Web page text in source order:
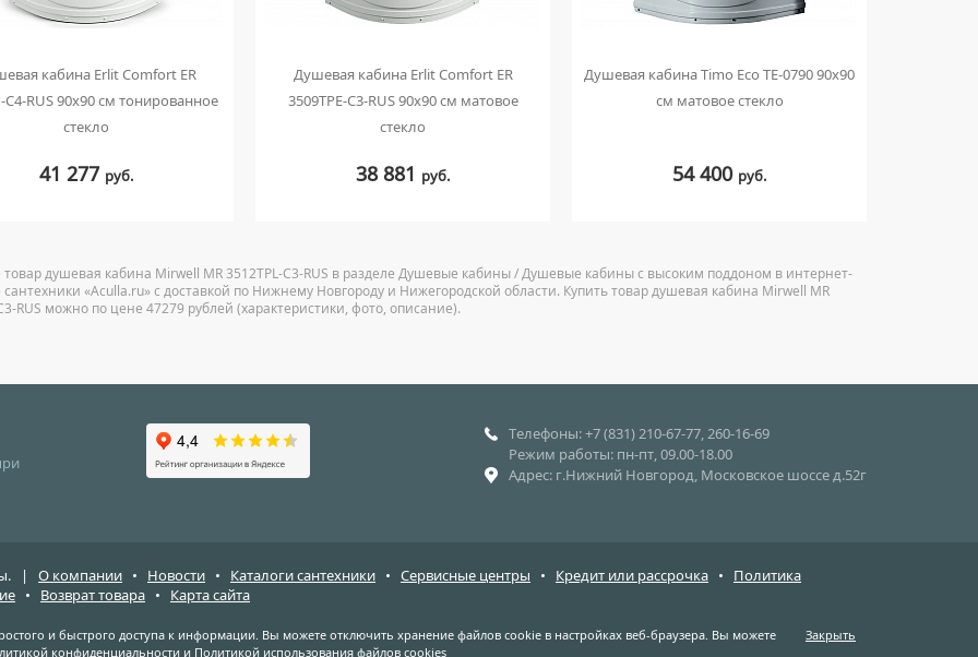
кабина Erlit Comfort ER
C4-RUS 90x90 см тонированное
стекло
41 277 руб.
Душевая кабина Erlit Comfort ER
3509TPE-C3-RUS 90x90 см матовое
стекло
38 881 руб.
Душевая кабина Timo Eco TE-0790 90x90
см матовое стекло
54 400 руб.
товар душевая кабина Mirwell MR 3512TPL-C3-RUS в разделе Душевые кабины / Душевые кабины с высоким поддоном в интернет-
сантехники «Aculla.ru» с доставкой по Нижнему Новгороду и Нижегородской области. Купить товар душевая кабина Mirwell MR
RUS можно по цене 47279 рублей (характеристики, фото, описание).
Телефоны: +7 (831) 210-67-77, 260-16-69
Режим работы: пн-пт, 09.00-18.00
Адрес: г.Нижний Новгород, Московское шоссе д.52г
| О компании • Новости • Каталоги сантехники • Сервисные центры • Кредит или рассрочка • Политика
• Возврат товара • Карта сайта
Закрыть
и быстрого доступа к информации. Вы можете отключить хранение файлов cookie в настройках веб-браузера. Вы можете
конфиденциальности и Политикой использования файлов cookies